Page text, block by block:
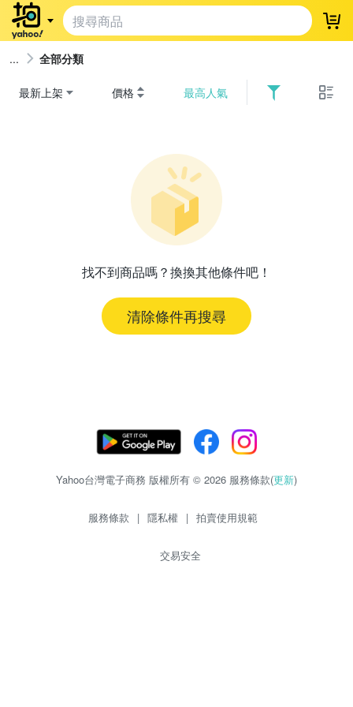
登
全部分類
最新上架 價格 最高人氣
找不到商品嗎？換換其他條件吧！
清除條件再搜尋
Yahoo台灣電子商務 版權所有 © 2026 服務條款(更新)
服務條款 | 隱私權 | 拍賣使用規範
交易安全